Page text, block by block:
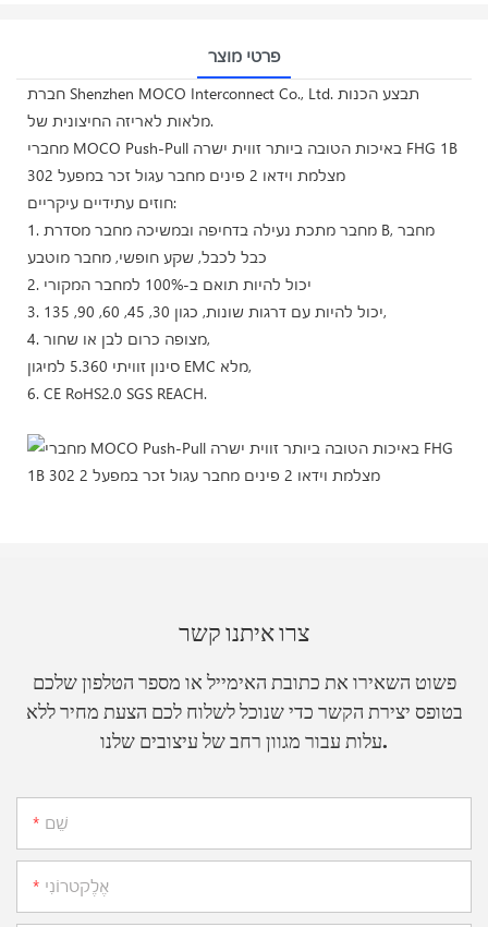
פרטי מוצר
חברת Shenzhen MOCO Interconnect Co., Ltd. תבצע הכנות
מלאות לאריזה החיצונית של.
מחברי MOCO Push-Pull באיכות הטובה ביותר זווית ישרה FHG 1B
302 מצלמת וידאו 2 פינים מחבר עגול זכר במפעל
חוזים עתידיים עיקריים:
1. מחבר מתכת נעילה בדחיפה ובמשיכה מחבר מסדרת B, מחבר
כבל לכבל, שקע חופשי, מחבר מוטבע
2. יכול להיות תואם ב-100% למחבר המקורי
3. יכול להיות עם דרגות שונות, כגון 30, 45, 60, 90, 135,
4. מצופה כרום לבן או שחור,
סינון זוויתי 5.360 למיגון EMC מלא,
6. CE RoHS2.0 SGS REACH.
צרו איתנו קשר
פשוט השאירו את כתובת האימייל או מספר הטלפון שלכם
בטופס יצירת הקשר כדי שנוכל לשלוח לכם הצעת מחיר ללא
עלות עבור מגוון רחב של עיצובים שלנו.
שֵׁם
אֶלֶקטרוֹנִי